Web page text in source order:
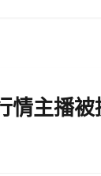
情主播被